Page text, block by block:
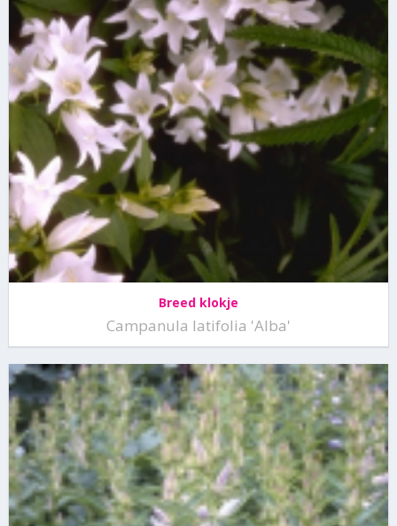
Breed klokje
Campanula latifolia 'Alba'